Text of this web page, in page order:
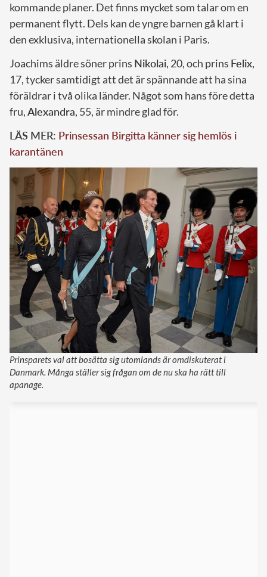
kommande planer. Det finns mycket som talar om en
permanent flytt. Dels kan de yngre barnen gå klart i
den exklusiva, internationella skolan i Paris.
Joachims äldre söner prins Nikolai, 20, och prins Felix,
17, tycker samtidigt att det är spännande att ha sina
föräldrar i två olika länder. Något som hans före detta
fru,Alexandra, 55, är mindre glad för.
LÄS MER: Prinsessan Birgitta känner sig hemlös i
karantänen
Prinsparets val att bosätta sig utomlands är omdiskuterat i
Danmark. Många ställer sig frågan om de nu ska ha rätt till
apanage.